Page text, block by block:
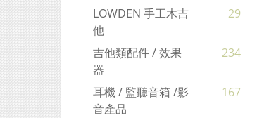
LOWDEN 手工木吉
他
29
吉他類配件 / 效果
器
234
耳機 / 監聽音箱 /影
音產品
167